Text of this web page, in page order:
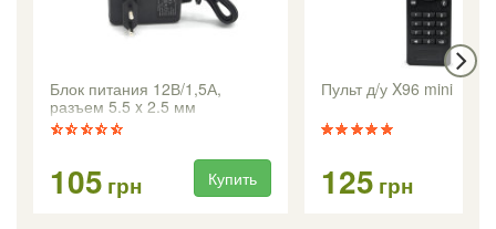
Блок питания 12В/1,5А,
разъем 5.5 x 2.5 мм
105 грн Купить
Пульт д/у X96 mini
125 грн